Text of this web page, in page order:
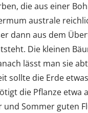
die aus einer
australe
dann aus dem
Die kleinen
lässt man sie
sollte die Erde
die Pflanze etwa
Sommer guten